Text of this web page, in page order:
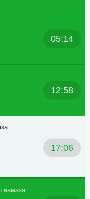
05:14
12:58
17:06
намаза